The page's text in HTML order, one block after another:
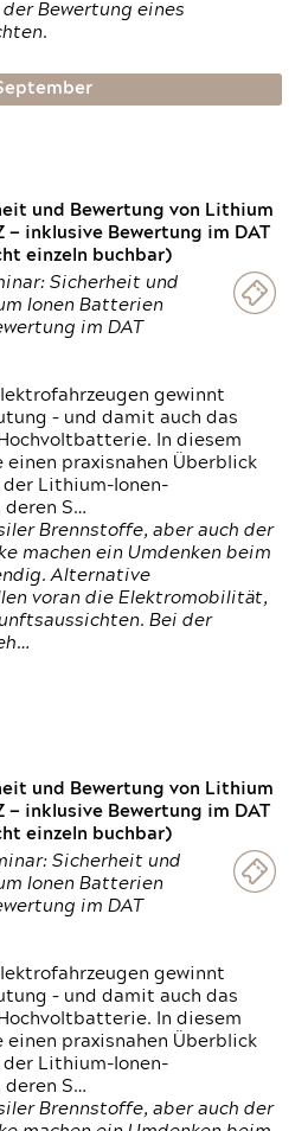
Bewertung eines
und Bewertung von Lithium
— inklusive Bewertung im DAT
einzeln buchbar)
Sicherheit und
Ionen Batterien
im DAT
gewinnt
– und damit auch das
In diesem
einen praxisnahen Überblick
der Lithium-Ionen-
S…
Brennstoffe, aber auch der
machen ein Umdenken beim
Alternative
voran die Elektromobilität,
Bei der
und Bewertung von Lithium
— inklusive Bewertung im DAT
einzeln buchbar)
Sicherheit und
Ionen Batterien
im DAT
gewinnt
– und damit auch das
In diesem
einen praxisnahen Überblick
der Lithium-Ionen-
S…
Brennstoffe, aber auch der